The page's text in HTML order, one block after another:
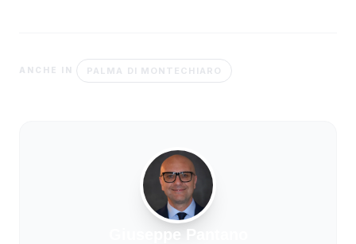
ANCHE IN PALMA DI MONTECHIARO
Giuseppe Pantano